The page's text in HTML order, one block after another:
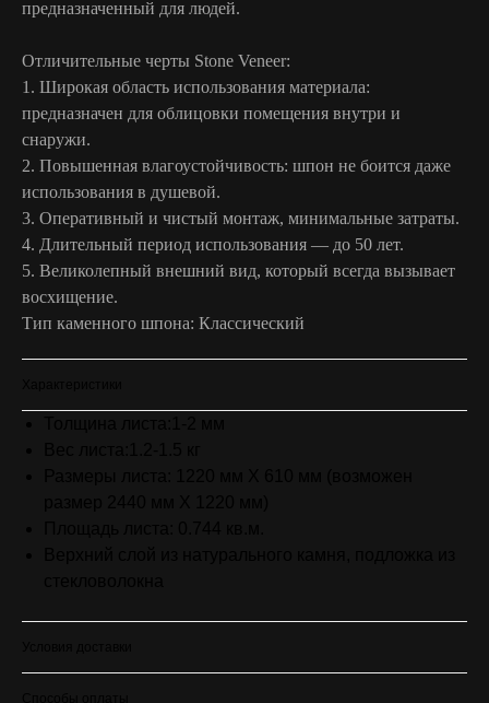
предназначенный для людей.
Отличительные черты Stone Veneer:
1. Широкая область использования материала:
предназначен для облицовки помещения внутри и
снаружи.
2. Повышенная влагоустойчивость: шпон не боится даже
использования в душевой.
3. Оперативный и чистый монтаж, минимальные затраты.
4. Длительный период использования — до 50 лет.
5. Великолепный внешний вид, который всегда вызывает
восхищение.
Тип каменного шпона: Классический